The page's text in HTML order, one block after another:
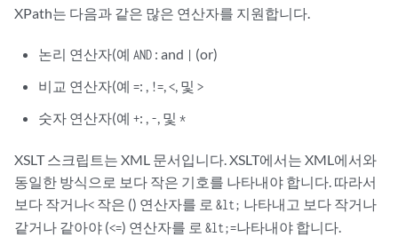
XPath는 다음과 같은 많은 연산자를 지원합니다.
논리 연산자(예 AND : and | (or)
비교 연산자(예=: , != ,< , 및>
숫자 연산자(예+: , - , 및*
XSLT 스크립트는 XML 문서입니다. XSLT에서는 XML에서와
동일한 방식으로 보다 작은 기호를 나타내야 합니다. 따라서
보다 작거나< 작은 () 연산자를 로 &lt; 나타내고 보다 작거나
같거나 같아야 (<=) 연산자를 로 &lt;=나타내야 합니다.